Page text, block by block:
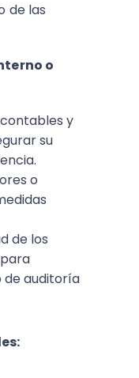
de las
o
y
su
o
de los
de auditoría